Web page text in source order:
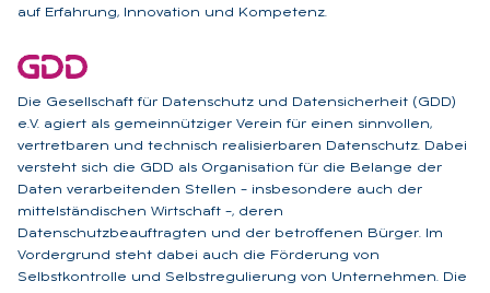
auf Erfahrung, Innovation und Kompetenz.
Die Gesellschaft für Datenschutz und Datensicherheit (GDD)
e.V. agiert als gemeinnütziger Verein für einen sinnvollen,
vertretbaren und technisch realisierbaren Datenschutz. Dabei
versteht sich die GDD als Organisation für die Belange der
Daten verarbeitenden Stellen – insbesondere auch der
mittelständischen Wirtschaft –, deren
Datenschutzbeauftragten und der betroffenen Bürger. Im
Vordergrund steht dabei auch die Förderung von
Selbstkontrolle und Selbstregulierung von Unternehmen. Die